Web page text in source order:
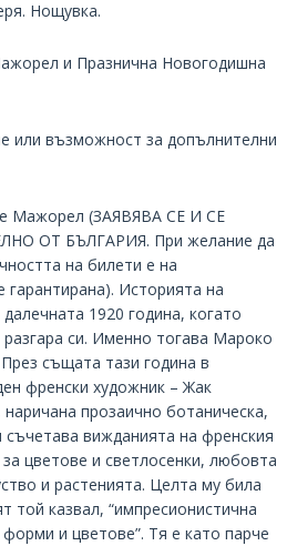
Нощувка.
и Празнична Новогодишна
или възможност за допълнителни
Мажорел (ЗАЯВЯВА СЕ И СЕ
ОТ БЪЛГАРИЯ. При желание да
на билети е на
Историята на
1920 година, когато
си. Именно тогава Мароко
същата тази година в
френски художник – Жак
прозаично ботаническа,
вижданията на френския
цветове и светлосенки, любовта
и растенията. Целта му била
той казвал, “импресионистична
форми и цветове”. Тя е като парче